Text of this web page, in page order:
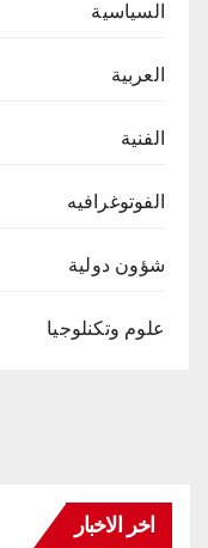
السياسية
العربية
الفنية
الفوتوغرافيه
شؤون دولية
علوم وتكنلوجيا
اخر الاخبار